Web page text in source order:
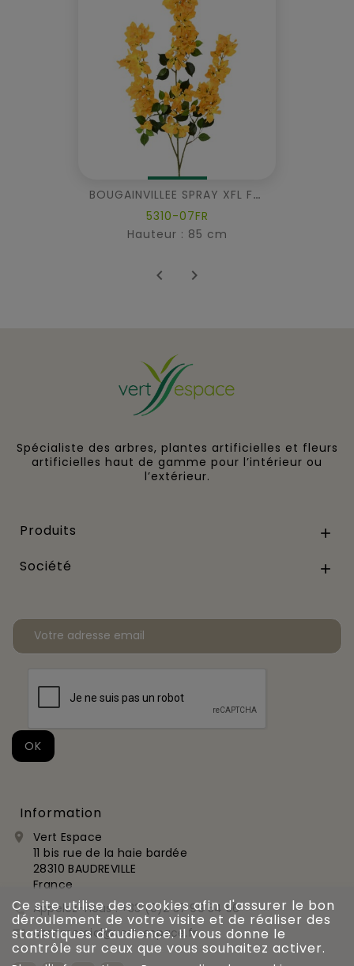
BOUGAINVILLEE SPRAY XFL FR - Fire Resistant
5310-07FR
Hauteur : 85 cm
 
Spécialiste des arbres, plantes artificielles et fleurs
artificielles haut de gamme pour l’intérieur ou
l’extérieur.
Produits 
Société 
Information

Vert Espace
11 bis rue de la haie bardée
28310 BAUDREVILLE
France
 Appelez-nous :+33 (0)2 37 99 54 56
 commercial@vert-espace.fr
Ce site utilise des cookies afin d'assurer le bon
déroulement de votre visite et de réaliser des
statistiques d'audience. Il vous donne le
contrôle sur ceux que vous souhaitez activer.